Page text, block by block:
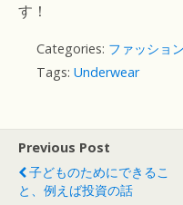
す！
Categories: ファッション
Tags: Underwear
Previous Post
子どものためにできるこ
と、例えば投資の話